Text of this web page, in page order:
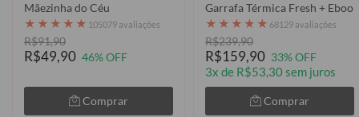
Mãezinha do Céu
★ ★ ★ ★ ★ 105079 avaliações
R$91,90
R$49,90 46% OFF
Comprar
Garrafa Térmica Fresh +
★ ★ ★ ★ ★ 68129 avaliações
R$239,90
R$159,90 33% OFF
3x de R$53,30 sem juros
Comprar